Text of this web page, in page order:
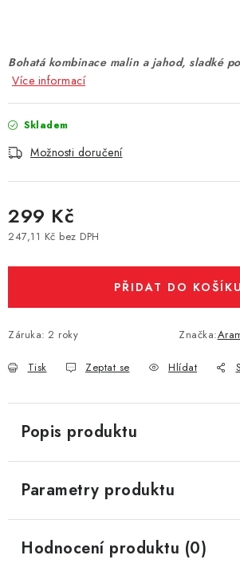
PŘÍSLUŠENSTVÍ
ZNAČKY
Vše o nákupu Jak reklamovat či vrátit zboží
Bohatá kombinace malin a jahod, sladké
Více informací
Skladem
Možnosti doručení
299 Kč
247,11 Kč bez DPH
PŘIDAT DO KOŠÍKU
Záruka: 2 roky Značka:
Tisk Zeptat se Hlídat
Popis produktu
Parametry produktu
Hodnocení produktu (0)